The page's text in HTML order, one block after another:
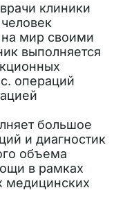
клиники
мир своими
выполняется
операций
большое
и диагностик
объема
в рамках
медицинских